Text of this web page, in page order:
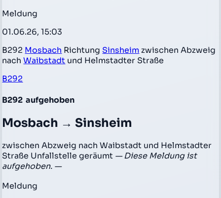
Meldung
01.06.26, 15:03
B292 Mosbach Richtung Sinsheim zwischen Abzweig
nachWaibstadt und Helmstadter Straße
B292
B292 aufgehoben
Mosbach → Sinsheim
zwischen Abzweig nach Waibstadt und Helmstadter
Straße Unfallstelle geräumt — Diese Meldung ist
aufgehoben. —
Meldung